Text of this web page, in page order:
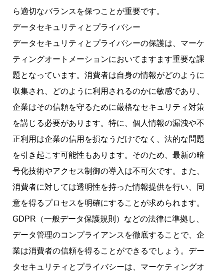
ら適切なバランスを保つことが重要です。
データセキュリティとプライバシー
データセキュリティとプライバシーの保護は、マーケ
ティングオートメーションにおいてますます重要な課
題となっています。消費者は自身の情報がどのように
収集され、どのように利用されるのかに敏感であり、
企業はその信頼を守るために厳格なセキュリティ対策
を講じる必要があります。特に、個人情報の漏洩や不
正利用は企業の信用を損なうだけでなく、法的な問題
を引き起こす可能性もあります。そのため、最新の暗
号化技術やアクセス制御の導入は不可欠です。また、
消費者に対しては透明性を持った情報提供を行い、同
意を得るプロセスを明確にすることが求められます。
GDPR（一般データ保護規則）などの法律に準拠し、
データ管理のコンプライアンスを徹底することで、企
業は消費者の信頼を得ることができるでしょう。デー
タセキュリティとプライバシーは、マーケティングオ